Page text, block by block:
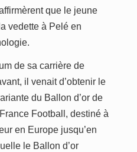
que le jeune
vedette à Pelé en
de sa carrière de
il venait d’obtenir le
e du Ballon d’or de
Football, destiné à
en Europe jusqu’en
le Ballon d’or